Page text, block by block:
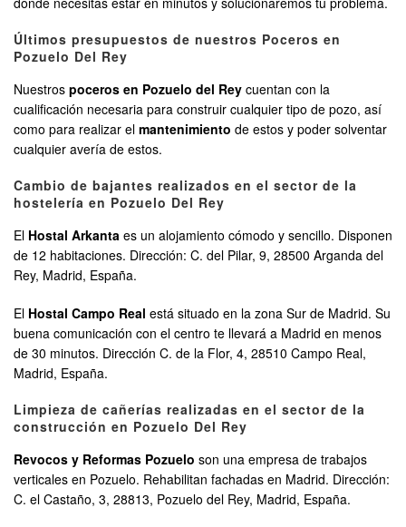
Últimos presupuestos de nuestros Poceros en
Pozuelo Del Rey
Nuestros poceros en Pozuelo del Rey cuentan con la
cualificación necesaria para construir cualquier tipo de pozo, así
como para realizar el mantenimiento de estos y poder solventar
cualquier avería de estos.
Cambio de bajantes realizados en el sector de la
hostelería en Pozuelo Del Rey
El Hostal Arkanta es un alojamiento cómodo y sencillo. Disponen
de 12 habitaciones. Dirección: C. del Pilar, 9, 28500 Arganda del
Rey, Madrid, España.
El Hostal Campo Real está situado en la zona Sur de Madrid. Su
buena comunicación con el centro te llevará a Madrid en menos
de 30 minutos. Dirección C. de la Flor, 4, 28510 Campo Real,
Madrid, España.
Limpieza de cañerías realizadas en el sector de la
construcción en Pozuelo Del Rey
Revocos y Reformas Pozuelo son una empresa de trabajos
verticales en Pozuelo. Rehabilitan fachadas en Madrid. Dirección:
C. el Castaño, 3, 28813, Pozuelo del Rey, Madrid, España.